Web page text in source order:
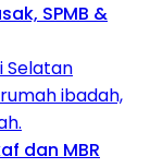
SPMB &
dan MBR